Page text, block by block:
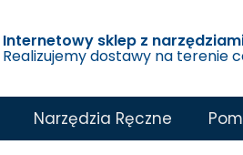
Internetowy sklep z
Realizujemy dostawy na terenie
Narzędzia Ręczne